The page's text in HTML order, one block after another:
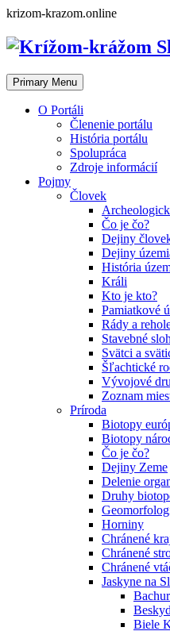
Skip
content
krizom-krazom.online
Primary Menu
O Portáli
Členenie portálu
História portálu
Spolupráca
Zdroje informácií
Pojmy
Človek
Čo je čo?
Dejiny
Dejiny
História
Králi
Kto je kto?
Pamiatkové
Rády a
Stavebné
Svätci a
Šľachtické
Vývojové
Zoznam
Príroda
Biotopy
Biotopy
Čo je čo?
Dejiny Zeme
Delenie
Druhy
Horniny
Chránené
Chránené
Chránené
Jaskyne na
Biele